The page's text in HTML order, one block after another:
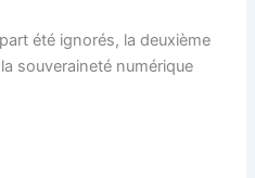
été ignorés, la deuxième
souveraineté numérique